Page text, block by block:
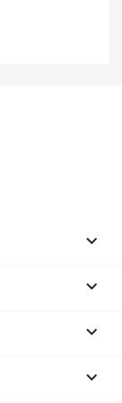



keyboard_arrow_down